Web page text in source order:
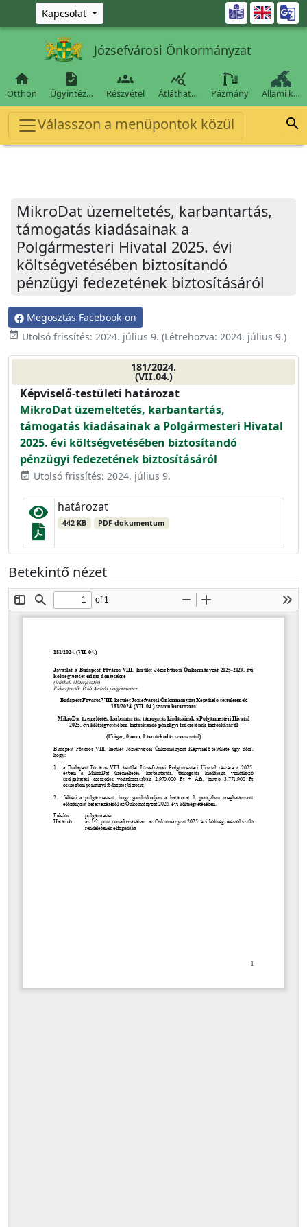
Ugrás a fő tartalomra
Kapcsolat 
Józsefvárosi Önkormányzat

Otthon

Ügyintéz…

Részvétel

Átláthat… Pázmány Állami k…
Válasszon a menüpontok közül 
MikroDat üzemeltetés, karbantartás,
támogatás kiadásainak a
Polgármesteri Hivatal 2025. évi
költségvetésében biztosítandó
pénzügyi fedezetének biztosításáról
Megosztás Facebook-on
event_available Utolsó frissítés: 2024. július 9. (Létrehozva: 2024. július 9.)
181/2024.
(VII.04.)
Képviselő-testületi határozat
MikroDat üzemeltetés, karbantartás,
támogatás kiadásainak a Polgármesteri Hivatal
2025. évi költségvetésében biztosítandó
pénzügyi fedezetének biztosításáról
event_available Utolsó frissítés: 2024. július 9.
határozat
442 KB PDF dokumentum
Betekintő nézet